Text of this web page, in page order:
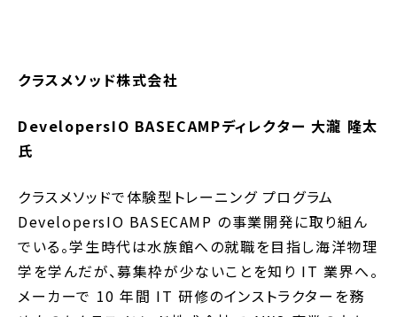
クラスメソッド株式会社
DevelopersIO BASECAMPディレクター 大瀧 隆太
氏
クラスメソッドで体験型トレーニング プログラム
DevelopersIO BASECAMP の事業開発に取り組ん
でいる。学生時代は水族館への就職を目指し海洋物理
学を学んだが、募集枠が少ないことを知り IT 業界へ。
メーカーで 10 年間 IT 研修のインストラクターを務